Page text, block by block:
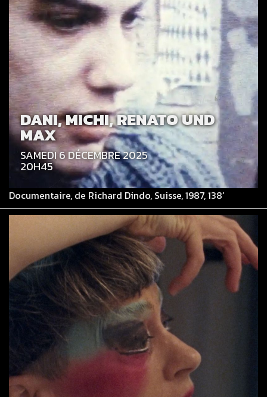
DANI, MICHI, RENATO UND
MAX
SAMEDI 6 DÉCEMBRE 2025
20H45
Documentaire, de Richard Dindo, Suisse, 1987, 138’